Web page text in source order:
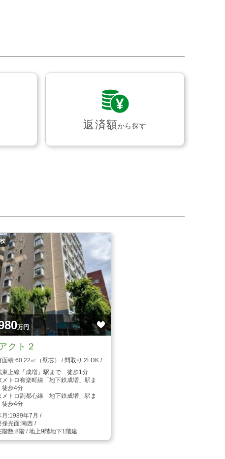
返済額から探す
万円
クト２
60.22㎡（壁芯）
2LDK
東上線「成増」駅まで 徒歩1分
メトロ有楽町線「地下鉄成増」駅ま
歩4分
メトロ副都心線「地下鉄成増」駅ま
歩4分
1989年7月
南西
8階 / 地上9階地下1階建